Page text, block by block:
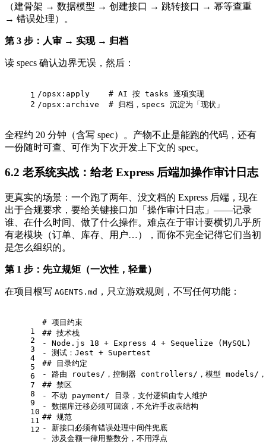
（建骨架 → 数据模型 → 创建接口 → 跳转接口 → 幂等查重
→ 错误处理）。
第 3 步：人审 → 实现 → 归档
读 specs 确认边界无误，然后：
1
2
/opsx:apply    # AI 按 tasks 逐项实现
/opsx:archive  # 归档，specs 沉淀为「现状」
全程约 20 分钟（含写 spec）。产物不止是能跑的代码，还有
一份随时可查、可作为下次开发上下文的 spec。
6.2 老系统实战：给老 Express 后端加操作审计日志
更真实的场景：一个跑了两年、没文档的 Express 后端，现在
出于合规要求，要给关键接口加「操作审计日志」——记录
谁、在什么时间、做了什么操作。难点在于审计要横切几乎所
有老模块（订单、库存、用户…），而你不完全记得它们当初
是怎么组织的。
第 1 步：先立规矩（一次性，轻量）
在项目根写 AGENTS.md ，只立游戏规则，不写任何功能：
1
2
3
4
5
6
7
8
9
10
11
12
# 项目约束
## 技术栈
- Node.js 18 + Express 4 + Sequelize (MySQL)
- 测试：Jest + Supertest
## 目录约定
- 路由 routes/，控制器 controllers/，模型 models/
## 禁区
- 不动 payment/ 目录，支付逻辑由专人维护
- 数据库迁移必须可回滚，不允许手改表结构
## 规范
- 新接口必须有错误处理中间件兜底
- 涉及金额一律用整数分，不用浮点